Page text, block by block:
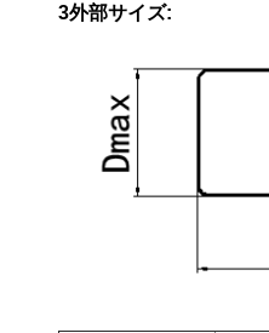
3外部サイズ: